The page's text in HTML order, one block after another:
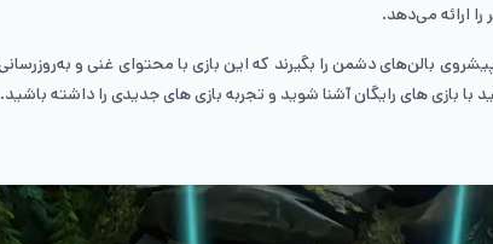
ارائه می‌دهد.
با بازی های رایگان آشنا شوید و تجربه بازی های جدیدی را داشته باشید.